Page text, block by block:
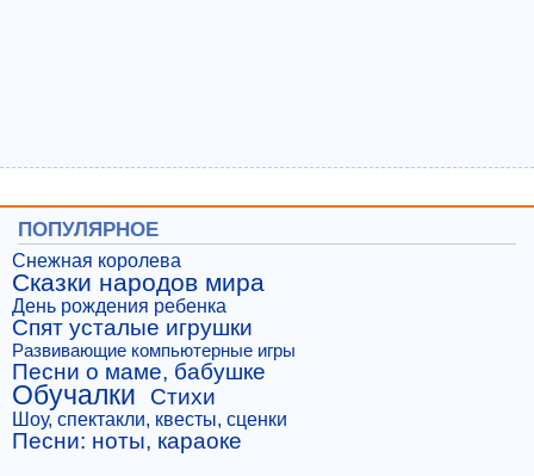
ПОПУЛЯРНОЕ
Снежная королева
Сказки народов мира
День рождения ребенка
Спят усталые игрушки
Развивающие компьютерные игры
Песни о маме, бабушке
Обучалки Стихи
Шоу, спектакли, квесты, сценки
Песни: ноты, караоке